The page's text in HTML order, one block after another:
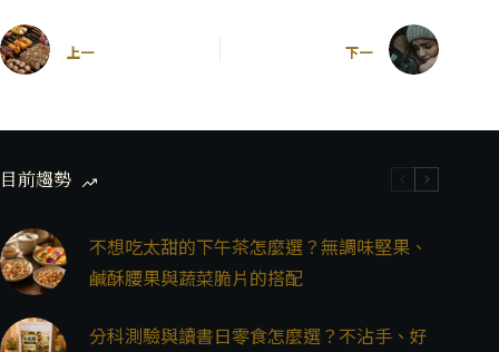
上一 下一
目前趨勢
不想吃太甜的下午茶怎麼選？無調味堅果、
鹹酥腰果與蔬菜脆片的搭配
分科測驗與讀書日零食怎麼選？不沾手、好